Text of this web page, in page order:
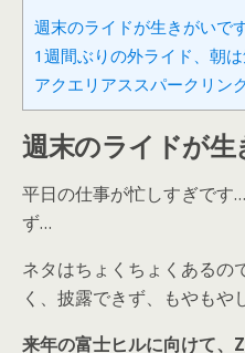
週末のライドが生きがいで
1週間ぶりの外ライド、朝
アクエリアススパークリン
週末のライドが生
平日の仕事が忙しすぎです
ず…
ネタはちょくちょくあるの
く、披露できず、もやもや
来年の富士ヒルに向けて